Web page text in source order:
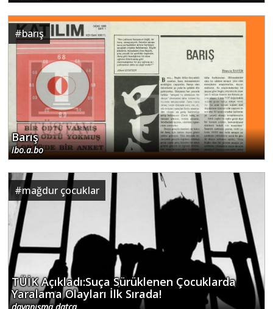
#barış
Barış
ibo.a.bo
#mağdur çocuklar
TÜİK Açıkladı:Suça Sürüklenen Çocuklarda
Yaralama Olayları İlk Sırada!